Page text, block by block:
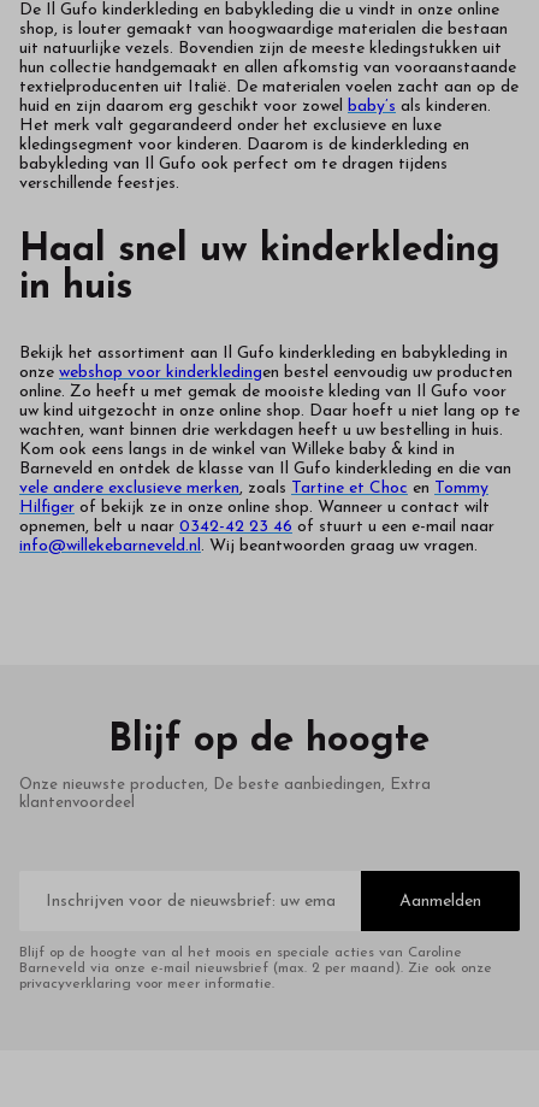
De Il Gufo kinderkleding en babykleding die u vindt in onze online
shop, is louter gemaakt van hoogwaardige materialen die bestaan
uit natuurlijke vezels. Bovendien zijn de meeste kledingstukken uit
hun collectie handgemaakt en allen afkomstig van vooraanstaande
textielproducenten uit Italië. De materialen voelen zacht aan op de
huid en zijn daarom erg geschikt voor zowel baby’s als kinderen.
Het merk valt gegarandeerd onder het exclusieve en luxe
kledingsegment voor kinderen. Daarom is de kinderkleding en
babykleding van Il Gufo ook perfect om te dragen tijdens
verschillende feestjes.
Haal snel uw kinderkleding
in huis
Bekijk het assortiment aan Il Gufo kinderkleding en babykleding in
onze webshop voor kinderkledingen bestel eenvoudig uw producten
online. Zo heeft u met gemak de mooiste kleding van Il Gufo voor
uw kind uitgezocht in onze online shop. Daar hoeft u niet lang op te
wachten, want binnen drie werkdagen heeft u uw bestelling in huis.
Kom ook eens langs in de winkel van Willeke baby & kind in
Barneveld en ontdek de klasse van Il Gufo kinderkleding en die van
vele andere exclusieve merken, zoals Tartine et Choc en Tommy
Hilfiger of bekijk ze in onze online shop. Wanneer u contact wilt
opnemen, belt u naar 0342-42 23 46 of stuurt u een e-mail naar
info@willekebarneveld.nl. Wij beantwoorden graag uw vragen.
Blijf op de hoogte
Onze nieuwste producten, De beste aanbiedingen, Extra
klantenvoordeel
mailadres
Aanmelden
Blijf op de hoogte van al het moois en speciale acties van Caroline
Barneveld via onze e-mail nieuwsbrief (max. 2 per maand). Zie ook onze
privacyverklaring voor meer informatie.